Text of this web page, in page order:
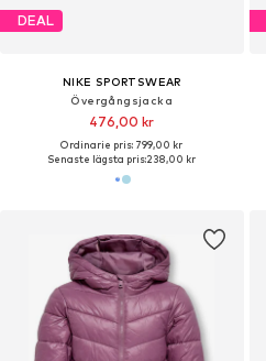
DEAL
NIKE SPORTSWEAR
Övergångsjacka
476,00 kr
Ordinarie pris: 799,00 kr
Senaste lägsta pris:238,00 kr